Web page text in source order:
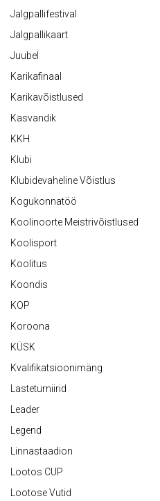
Jalgpallifestival
Jalgpallikaart
Juubel
Karikafinaal
Karikavõistlused
Kasvandik
KKH
Klubi
Klubidevaheline Võistlus
Kogukonnatöö
Koolinoorte Meistrivõistlused
Koolisport
Koolitus
Koondis
KOP
Koroona
KÜSK
Kvalifikatsioonimäng
Lasteturniirid
Leader
Legend
Linnastaadion
Lootos CUP
Lootose Vutid